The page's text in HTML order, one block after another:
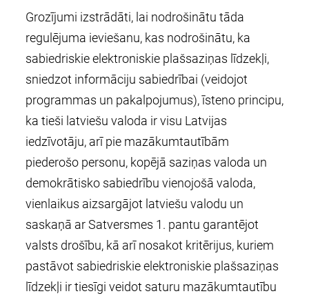
Grozījumi izstrādāti, lai nodrošinātu tāda
regulējuma ieviešanu, kas nodrošinātu, ka
sabiedriskie elektroniskie plašsaziņas līdzekļi,
sniedzot informāciju sabiedrībai (veidojot
programmas un pakalpojumus), īsteno principu,
ka tieši latviešu valoda ir visu Latvijas
iedzīvotāju, arī pie mazākumtautībām
piederošo personu, kopējā saziņas valoda un
demokrātisko sabiedrību vienojošā valoda,
vienlaikus aizsargājot latviešu valodu un
saskaņā ar Satversmes 1. pantu garantējot
valsts drošību, kā arī nosakot kritērijus, kuriem
pastāvot sabiedriskie elektroniskie plašsaziņas
līdzekļi ir tiesīgi veidot saturu mazākumtautību